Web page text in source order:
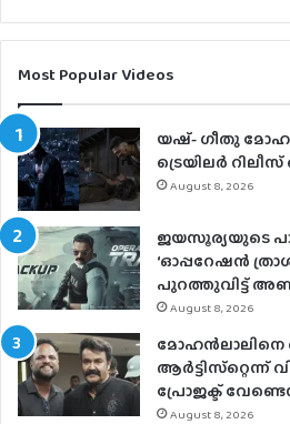
Most Popular Videos
യഷ്- ​ഗീതു
ട്രെയിലർ
August 8, 2026
ജയസൂര്യയുടെ
‘ഓപ്പറേഷൻ
പുറത്തുവിട്ട്
August 8, 2026
മോഹന്‍ലാലിനെ
ആര്‍ട്ടിസ്‌റ്റെന്ന്
പ്രോജക്ട്
August 8, 2026